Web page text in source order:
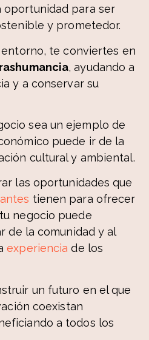
oportunidad para ser
y prometedor.
te conviertes en
, ayudando a
y a conservar su
sea un ejemplo de
puede ir de la
cultural y ambiental.
las oportunidades que
tienen para ofrecer
negocio puede
de la comunidad y al
experiencia de los
un futuro en el que
coexistan
a todos los